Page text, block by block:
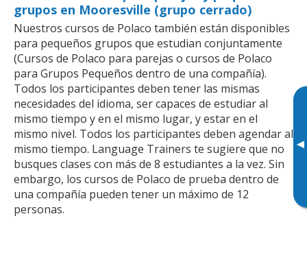
▸
grupos en Mooresville (grupo cerrado)
Nuestros cursos de Polaco también están disponibles
para pequeños grupos que estudian conjuntamente
(Cursos de Polaco para parejas o cursos de Polaco
para Grupos Pequeños dentro de una compañía).
Todos los participantes deben tener las mismas
necesidades del idioma, ser capaces de estudiar al
mismo tiempo y en el mismo lugar, y estar en el
mismo nivel. Todos los participantes deben agendar al
mismo tiempo. Language Trainers te sugiere que no
busques clases con más de 8 estudiantes a la vez. Sin
embargo, los cursos de Polaco de prueba dentro de
una compañía pueden tener un máximo de 12
personas.